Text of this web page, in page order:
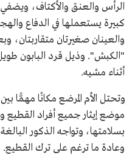
الرأس والعنق والأكتاف، ويضفي
كبيرة يستعملها في الدفاع
والعينان صغيرتان متقاربتان،
"الكبش". وذيل قرد البابون
أثناء مشيه.
وتحتل الأم المرضع مكانًا مهمًّا
موضع إيثار جميع أفراد
بسلامتها، وتواجه الذكور
وعادة ما ترغم على ترك القطيع.